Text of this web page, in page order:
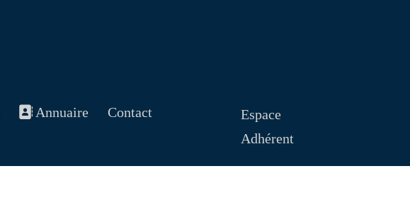
Annuaire Contact
Espace
Adhérent